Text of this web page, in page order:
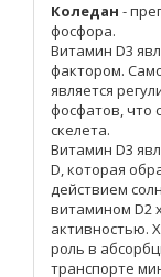
Коледан -
фосфора.
Витамин D3
фактором.
является
фосфатов, что
скелета.
Витамин D3
D, которая
действием
витамином D2
активностью.
роль в
транспорте